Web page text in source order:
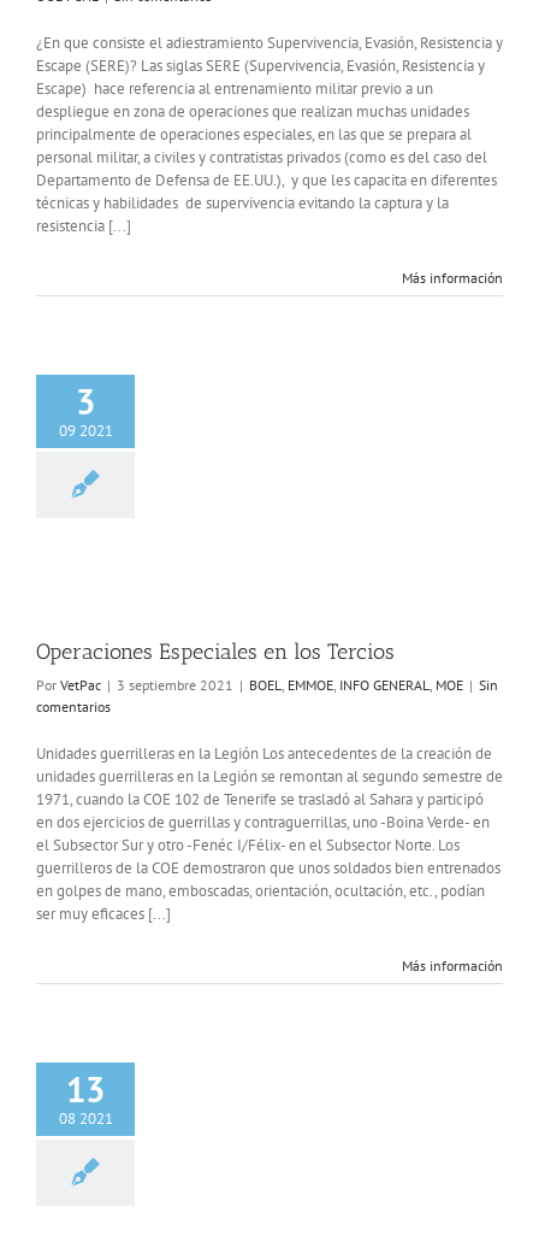
¿En que consiste el adiestramiento Supervivencia, Evasión, Resistencia y
Escape (SERE)? Las siglas SERE (Supervivencia, Evasión, Resistencia y
Escape) hace referencia al entrenamiento militar previo a un
despliegue en zona de operaciones que realizan muchas unidades
principalmente de operaciones especiales, en las que se prepara al
personal militar, a civiles y contratistas privados (como es del caso del
Departamento de Defensa de EE.UU.), y que les capacita en diferentes
técnicas y habilidades de supervivencia evitando la captura y la
resistencia [...]
Más información
3
09 2021
Especiales en
Operaciones Especiales en los Tercios
Por VetPac | 3 septiembre 2021 | BOEL, EMMOE, INFO GENERAL, MOE | Sin
comentarios
Unidades guerrilleras en la Legión Los antecedentes de la creación de
unidades guerrilleras en la Legión se remontan al segundo semestre de
1971, cuando la COE 102 de Tenerife se trasladó al Sahara y participó
en dos ejercicios de guerrillas y contraguerrillas, uno -Boina Verde- en
el Subsector Sur y otro -Fenéc I/Félix- en el Subsector Norte. Los
guerrilleros de la COE demostraron que unos soldados bien entrenados
en golpes de mano, emboscadas, orientación, ocultación, etc., podían
ser muy eficaces [...]
Más información
13
08 2021
al Coronel